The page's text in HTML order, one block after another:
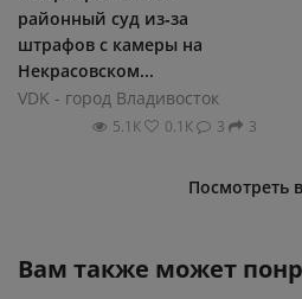
районный суд из‑за
штрафов с камеры на
Некрасовском...
VDK - город Владивосток
5.1К 0.1К 3 3
Посмотреть
Вам также может